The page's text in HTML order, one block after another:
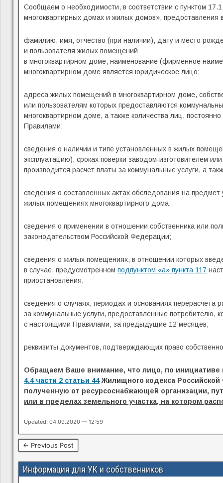
Сообщаем о необходимости, в соответствии с пунктом
многоквартирных домах и жилых домов»,
фамилию, имя, отчество (при наличии), дату и место
и пользователя жилых помещений
в многоквартирном доме, наименование (фирменное
многоквартирном доме является юридическое лицо;
адреса жилых помещений в многоквартирном доме,
или пользователям которых предоставляются
многоквартирном доме, а также количества лиц,
Правилами;
сведения о наличии и типе установленных в жилых
эксплуатацию), сроках поверки заводом-изготовителем
производится расчет платы за коммунальные услуги, а
сведения о составленных актах обследования на
жилых помещениях многоквартирного дома;
сведения о применении в отношении собственника или
законодательством Российской Федерации;
сведения о жилых помещениях, в отношении которых
в случае, предусмотренном подпунктом «а» пункта 117
приостановления;
сведения о случаях, периодах и основаниях перерасчета
за коммунальные услуги, предоставленные потребителю,
с настоящими Правилами, за предыдущие 12 месяцев;
реквизиты документов, подтверждающих право
Обращаем Ваше внимание, что лицо, по инициативе
4.4 части 2 статьи 44Жилищного кодекса
полученную от ресурсоснабжающей организации,
или в пределах земельного участка, на котором
Updated: 04.09.2020 — 12:59
← Previous Post
Информация для УК и собственников